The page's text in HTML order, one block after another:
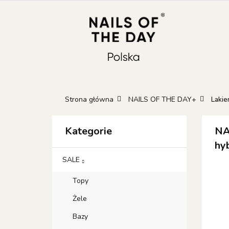
KATEGORIE
Strona główna NAILS OF THE DAY+
Kategorie
SALE
Topy
Żele
Bazy